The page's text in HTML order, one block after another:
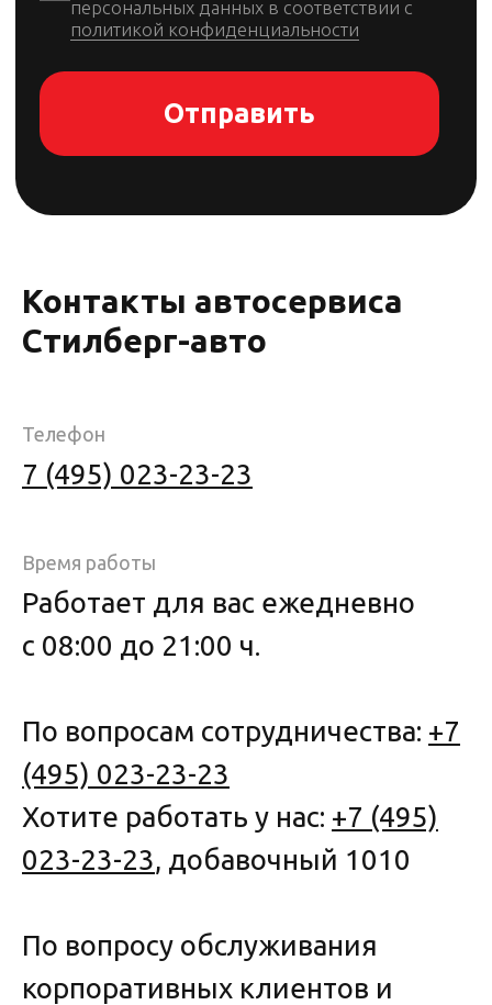
Контакты автосервиса
Стилберг-авто
Телефон
7 (495) 023-23-23
Время работы
Работает для вас ежедневно
с 08:00 до 21:00 ч.
По вопросам сотрудничества: +7
(495) 023-23-23
Хотите работать у нас: +7 (495)
023-23-23, добавочный 1010
По вопросу обслуживания
корпоративных клиентов и